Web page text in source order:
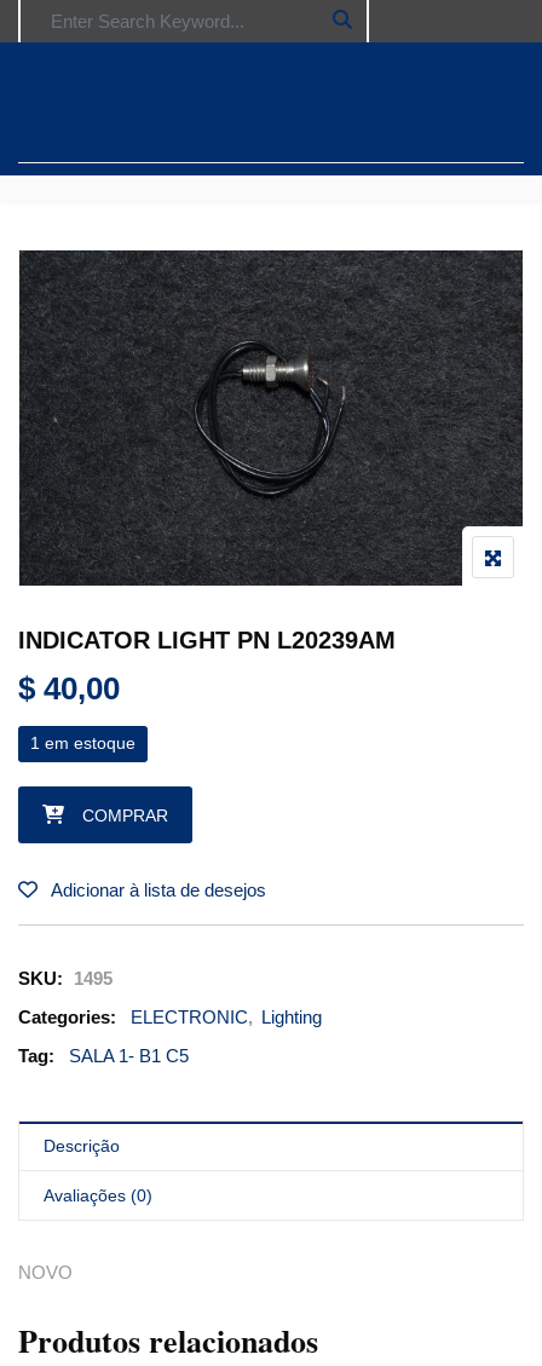
INDICATOR LIGHT PN L20239AM
$ 40,00
1 em estoque
INDICATOR LIGHT PN L20239AM quantidade
COMPRAR
Adicionar à lista de desejos
SKU:
1495
Categories:
ELECTRONIC, Lighting
Tag:
SALA 1- B1 C5
Descrição
Avaliações (0)
NOVO
Produtos relacionados